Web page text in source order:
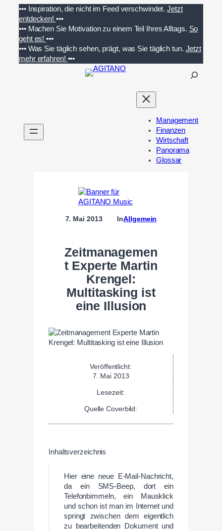
Inhalt
springen
••• Inspiration, die nicht im Feed verschwindet. Jetzt
entdecken! •••
••• Machen Sie Motivation zu einem Teil Ihres Alltags. So
geht es!•••
••• Was Sie täglich sehen, prägt, was Sie täglich tun. Jetzt
mehr erfahren! •••
n
Management
Finanzen
Wirtschaft
Panorama
Glossar
7. Mai 2013 InAllgemein
Zeitmanagemen
t Experte Martin
Krengel:
Multitasking ist
eine Illusion
Veröffentlicht:
7. Mai 2013
Lesezeit:
Quelle Coverbild:
Inhaltsverzeichnis
Hier eine neue E-Mail-Nachricht,
da ein SMS-Beep, dort ein
Telefonbimmeln, ein Mausklick
und schon ist man im Internet und
springt zwischen dem eigentlich
zu bearbeitenden Dokument und